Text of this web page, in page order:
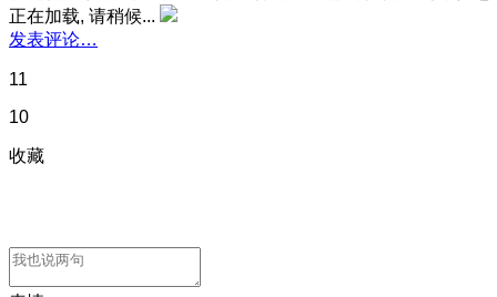
正在加载, 请稍候...
发表评论…
11
10
收藏